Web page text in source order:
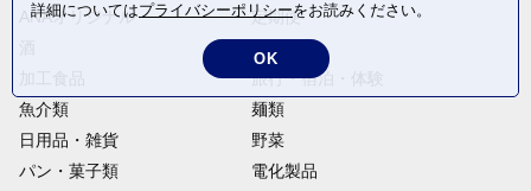
ANAオリジナル
定期便
旅行・宿泊・体験
魚介類
麺類
日用品・雑貨
野菜
パン・菓子類
電化製品
詳細についてはプライバシーポリシーをお読みください。
OK